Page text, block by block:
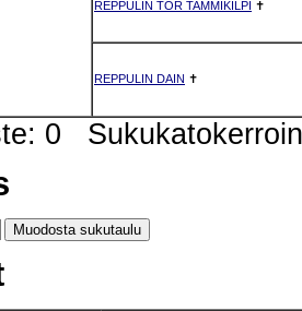
REPPULIN TOR TAMMIKILPI ✝
REPPULIN DAIN ✝
0